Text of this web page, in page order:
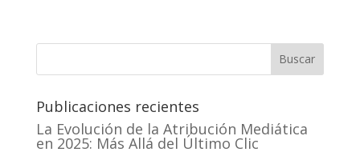
Buscar
Publicaciones recientes
La Evolución de la Atribución Mediática
en 2025: Más Allá del Último Clic